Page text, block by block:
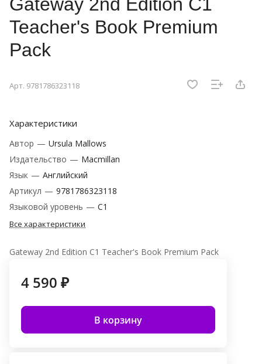
Gateway 2nd Edition C1
Teacher's Book Premium
Pack
Арт. 9781786323118
Характеристики
Автор — Ursula Mallows
Издательство — Macmillan
Язык — Английский
Артикул — 9781786323118
Языковой уровень — C1
Все характеристики
Gateway 2nd Edition C1 Teacher's Book Premium Pack
4 590 ₽
В корзину